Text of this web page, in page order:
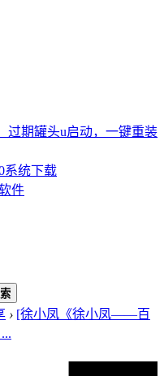
过期罐头u启动，一键重装
系统下载
件
› [徐小凤《徐小凤——百